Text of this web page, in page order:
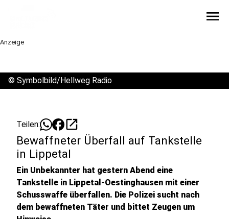
menu
Anzeige
© Symbolbild/Hellweg Radio
Teilen: open_in_new
Bewaffneter Überfall auf Tankstelle
in Lippetal
Ein Unbekannter hat gestern Abend eine
Tankstelle in Lippetal-Oestinghausen mit einer
Schusswaffe überfallen. Die Polizei sucht nach
dem bewaffneten Täter und bittet Zeugen um